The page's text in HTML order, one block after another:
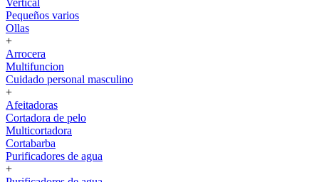
Vertical
Pequeños varios
Ollas
+
Arrocera
Multifuncion
Cuidado personal masculino
+
Afeitadoras
Cortadora de pelo
Multicortadora
Cortabarba
Purificadores de agua
+